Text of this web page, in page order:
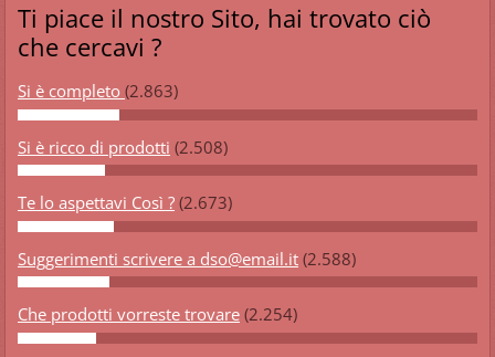
Ti piace il nostro Sito, hai trovato ciò
che cercavi ?
Si è completo (2.863)
Si è ricco di prodotti (2.508)
Te lo aspettavi Così ? (2.673)
Suggerimenti scrivere a dso@email.it (2.588)
Che prodotti vorreste trovare (2.254)